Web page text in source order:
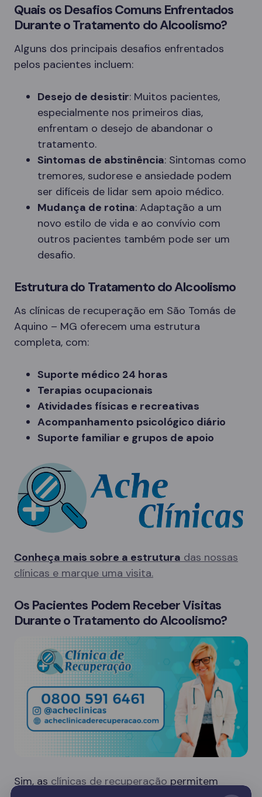
Quais os Desafios Comuns Enfrentados
Durante o Tratamento do Alcoolismo?
Alguns dos principais desafios enfrentados
pelos pacientes incluem:
Desejo de desistir: Muitos pacientes,
especialmente nos primeiros dias,
enfrentam o desejo de abandonar o
tratamento.
Sintomas de abstinência: Sintomas como
tremores, sudorese e ansiedade podem
ser difíceis de lidar sem apoio médico.
Mudança de rotina: Adaptação a um
novo estilo de vida e ao convívio com
outros pacientes também pode ser um
desafio.
Estrutura do Tratamento do Alcoolismo
As clínicas de recuperação em São Tomás de
Aquino – MG oferecem uma estrutura
completa, com:
Suporte médico 24 horas
Terapias ocupacionais
Atividades físicas e recreativas
Acompanhamento psicológico diário
Suporte familiar e grupos de apoio
Conheça mais sobre a estrutura das nossas
clínicas e marque uma visita.
Os Pacientes Podem Receber Visitas
Durante o Tratamento do Alcoolismo?
Sim, as clínicas de recuperação permitem